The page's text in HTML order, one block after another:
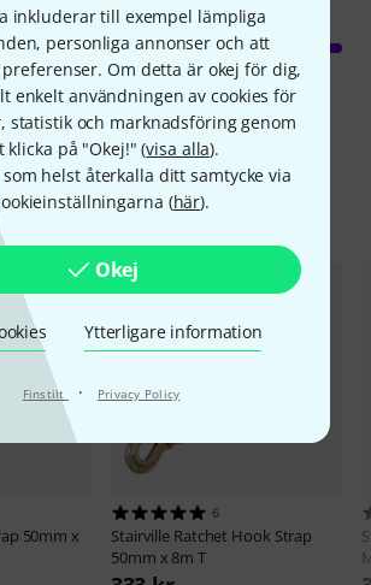
inkluderar till exempel lämpliga
personliga annonser och att
Om detta är okej för dig,
enkelt användningen av cookies för
statistik och marknadsföring genom
klicka på "Okej!" (visa alla).
helst återkalla ditt samtycke via
(här).
Okej
Ytterligare information
Finstilt · Privacy Policy
alternativ
50mm x
6
Stairville Ratchet Hook Strap
50mm x 8m T